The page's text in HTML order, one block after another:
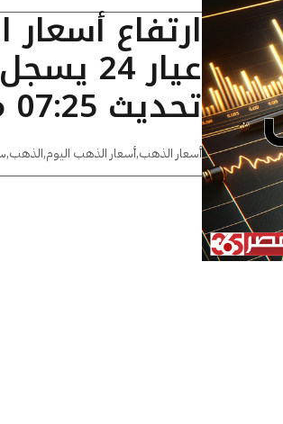
ارتفاع
تحديث 07:25 مساءًا
أسعار الذهب,أسعار الذهب اليوم,الذهب,